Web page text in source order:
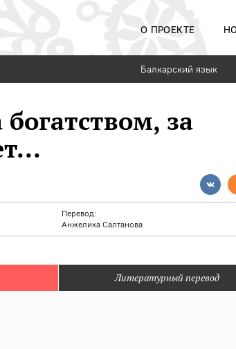
О ПРОЕКТЕ
Балкарский язык
за
Перевод:
Анжелика Салтанова
Литературный перевод